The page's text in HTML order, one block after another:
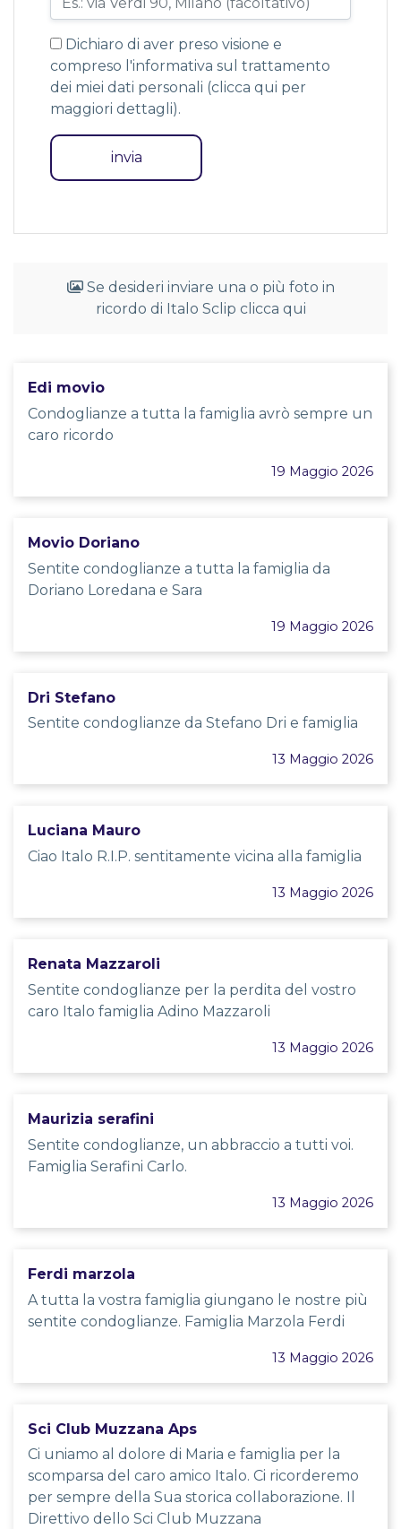
Dichiaro di aver preso visione e
compreso l'informativa sul trattamento
dei miei dati personali (clicca qui per
maggiori dettagli).
Se desideri inviare una o più foto in
ricordo di Italo Sclip clicca qui
Edi movio
Condoglianze a tutta la famiglia avrò sempre un
caro ricordo
19 Maggio 2026
Movio Doriano
Sentite condoglianze a tutta la famiglia da
Doriano Loredana e Sara
19 Maggio 2026
Dri Stefano
Sentite condoglianze da Stefano Dri e famiglia
13 Maggio 2026
Luciana Mauro
Ciao Italo R.I.P. sentitamente vicina alla famiglia
13 Maggio 2026
Renata Mazzaroli
Sentite condoglianze per la perdita del vostro
caro Italo famiglia Adino Mazzaroli
13 Maggio 2026
Maurizia serafini
Sentite condoglianze, un abbraccio a tutti voi.
Famiglia Serafini Carlo.
13 Maggio 2026
Ferdi marzola
A tutta la vostra famiglia giungano le nostre più
sentite condoglianze. Famiglia Marzola Ferdi
13 Maggio 2026
Sci Club Muzzana Aps
Ci uniamo al dolore di Maria e famiglia per la
scomparsa del caro amico Italo. Ci ricorderemo
per sempre della Sua storica collaborazione. Il
Direttivo dello Sci Club Muzzana